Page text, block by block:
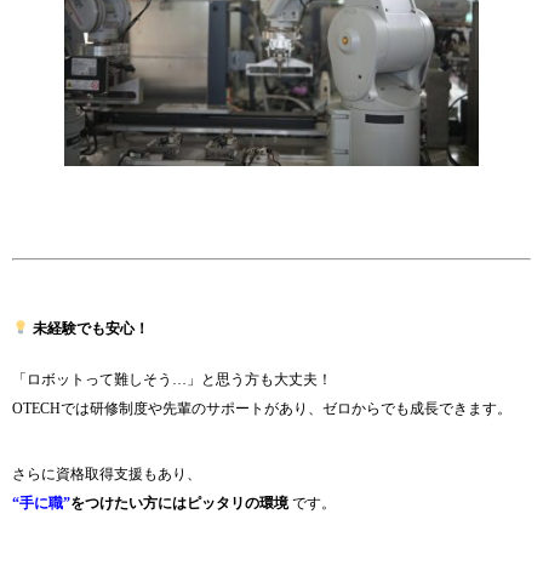
未経験でも安心！
「ロボットって難しそう…」と思う方も大丈夫！
OTECHでは研修制度や先輩のサポートがあり、ゼロからでも成長できます。
さらに資格取得支援もあり、
“手に職”をつけたい方にはピッタリの環境 です。